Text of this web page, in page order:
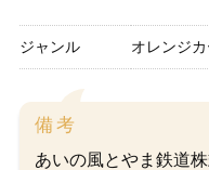
ジャンル オレンジカ
備考
あいの風とやま鉄道